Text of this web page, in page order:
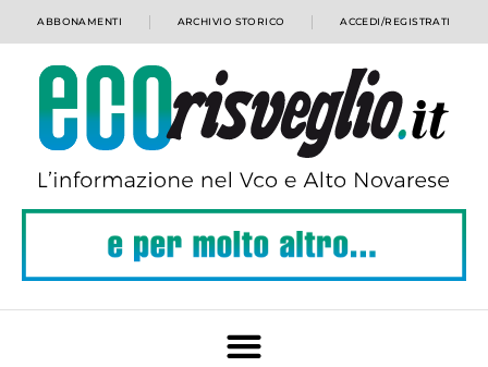
ABBONAMENTI ARCHIVIO STORICO ACCEDI/REGISTRATI